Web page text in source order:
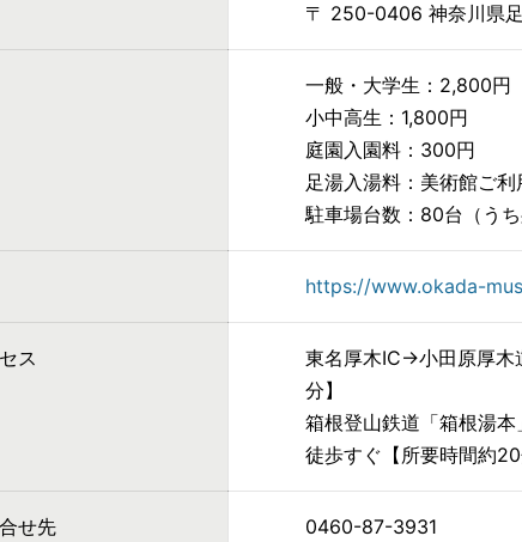
〒 250-0406 神奈川県
一般・大学生：2,800円
小中高生：1,800円
庭園入園料：300円
足湯入湯料：美術館ご
駐車場台数：80台（うち
https://www.okada-
ス
東名厚木IC→小田原厚木
分】
箱根登山鉄道「箱根湯
徒歩すぐ【所要時間約20
せ先 0460-87-3931